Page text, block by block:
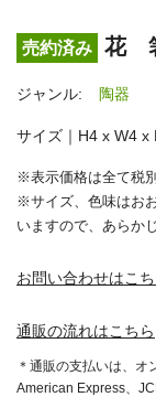
売約済み 花
ジャンル: 陶器
サイズ｜H4 x W4 x
※表示価格は全て税別
※サイズ、色味はお
いますので、あらか
お問い合わせはこち
通販の流れはこちら
＊通販の支払いは、オ
American Express、